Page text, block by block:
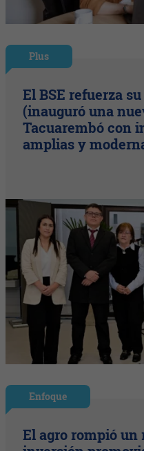
Plus
El BSE refuerza
(inauguró una
Tacuarembó con
amplias y
Enfoque
El agro rompió un